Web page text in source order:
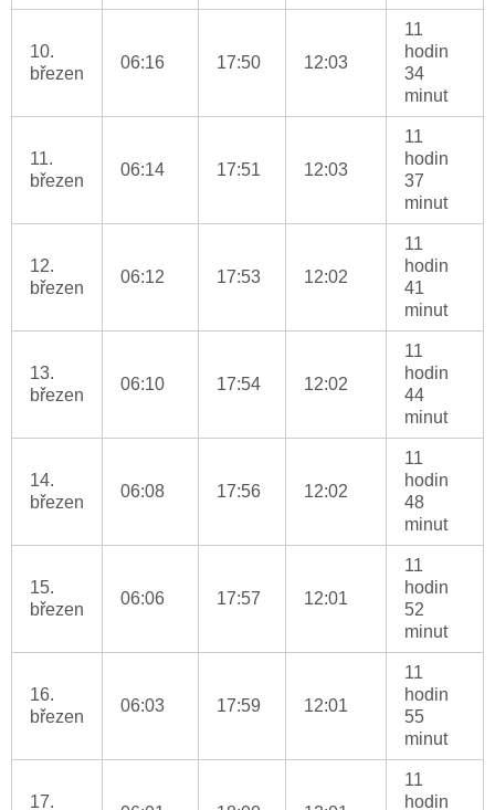
10.
březen
06:16 17:50 12:03
11
hodin
34
minut
11.
březen
06:14 17:51 12:03
11
hodin
37
minut
12.
březen
06:12 17:53 12:02
11
hodin
41
minut
13.
březen
06:10 17:54 12:02
11
hodin
44
minut
14.
březen
06:08 17:56 12:02
11
hodin
48
minut
15.
březen
06:06 17:57 12:01
11
hodin
52
minut
16.
březen
06:03 17:59 12:01
11
hodin
55
minut
17.
11
hodin